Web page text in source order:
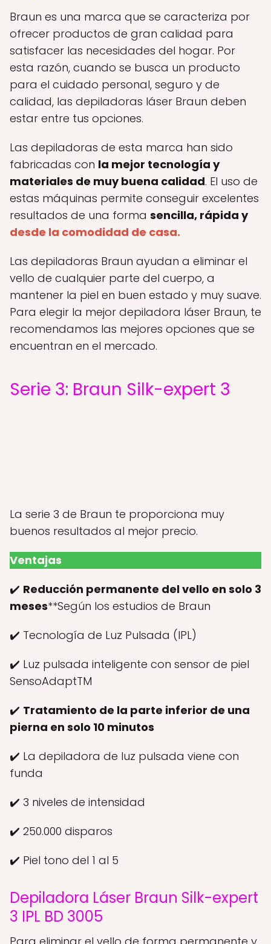
Braun es una marca que se caracteriza por
ofrecer productos de gran calidad para
satisfacer las necesidades del hogar. Por
esta razón, cuando se busca un producto
para el cuidado personal, seguro y de
calidad, las depiladoras láser Braun deben
estar entre tus opciones.
Las depiladoras de esta marca han sido
fabricadas con la mejor tecnología y
materiales de muy buena calidad. El uso de
estas máquinas permite conseguir excelentes
resultados de una forma sencilla, rápida y
desde la comodidad de casa.
Las depiladoras Braun ayudan a eliminar el
vello de cualquier parte del cuerpo, a
mantener la piel en buen estado y muy suave.
Para elegir la mejor depiladora láser Braun, te
recomendamos las mejores opciones que se
encuentran en el mercado.
Serie 3: Braun Silk-expert 3
La serie 3 de Braun te proporciona muy
buenos resultados al mejor precio.
Ventajas
✔️ Reducción permanente del vello en solo 3
meses**Según los estudios de Braun
✔️ Tecnología de Luz Pulsada (IPL)
✔️ Luz pulsada inteligente con sensor de piel
SensoAdaptTM
✔️ Tratamiento de la parte inferior de una
pierna en solo 10 minutos
✔️ La depiladora de luz pulsada viene con
funda
✔️ 3 niveles de intensidad
✔️ 250.000 disparos
✔️ Piel tono del 1 al 5
Depiladora Láser Braun Silk-expert
3 IPL BD 3005